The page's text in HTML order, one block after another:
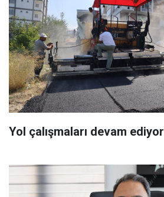
Yol çalışmaları devam ediyor